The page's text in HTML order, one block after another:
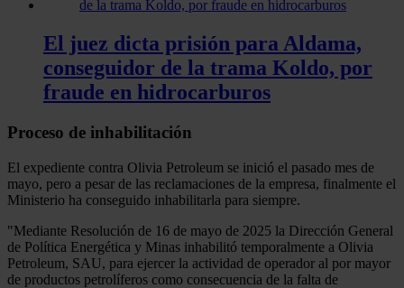
El juez dicta prisión para Aldama,
conseguidor de la trama Koldo, por
fraude en hidrocarburos
Proceso de inhabilitación
El expediente contra Olivia Petroleum se inició el pasado mes de
mayo, pero a pesar de las reclamaciones de la empresa, finalmente el
Ministerio ha conseguido inhabilitarla para siempre.
"Mediante Resolución de 16 de mayo de 2025 la Dirección General
de Política Energética y Minas inhabilitó temporalmente a Olivia
Petroleum, SAU, para ejercer la actividad de operador al por mayor
de productos petrolíferos como consecuencia de la falta de